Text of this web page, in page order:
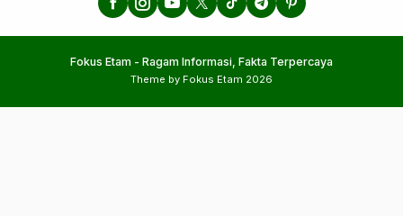
Fokus Etam - Ragam Informasi, Fakta Terpercaya
Theme by Fokus Etam 2026